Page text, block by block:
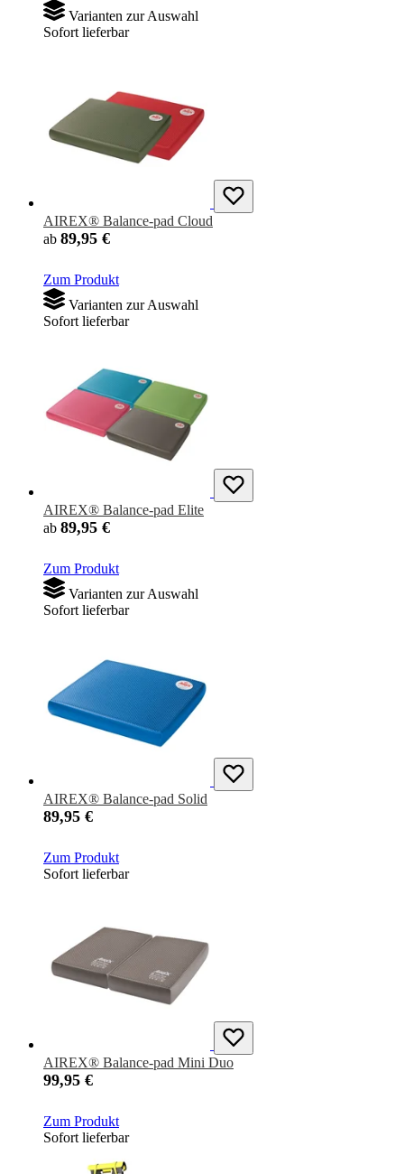
Varianten zur Auswahl
Sofort lieferbar
AIREX® Balance-pad Cloud
ab 89,95 €
Zum Produkt
Varianten zur Auswahl
Sofort lieferbar
AIREX® Balance-pad Elite
ab 89,95 €
Zum Produkt
Varianten zur Auswahl
Sofort lieferbar
AIREX® Balance-pad Solid
89,95 €
Zum Produkt
Sofort lieferbar
AIREX® Balance-pad Mini Duo
99,95 €
Zum Produkt
Sofort lieferbar